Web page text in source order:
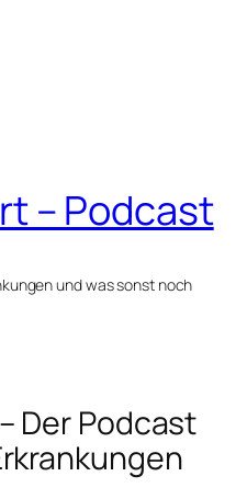
– Podcast
und was sonst noch
Der Podcast